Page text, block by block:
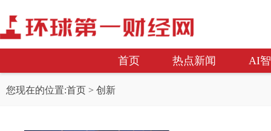
首页 热点新闻 AI
您现在的位置:首页 > 创新